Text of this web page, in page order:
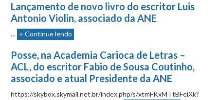
Lançamento de novo livro do escritor Luis
Antonio Violin, associado da ANE
… + Continue lendo
Posse, na Academia Carioca de Letras –
ACL, do escritor Fabio de Sousa Coutinho,
associado e atual Presidente da ANE
https://skybox.skymail.net.br/index.php/s/xtmFKxMTtBFeiXk?